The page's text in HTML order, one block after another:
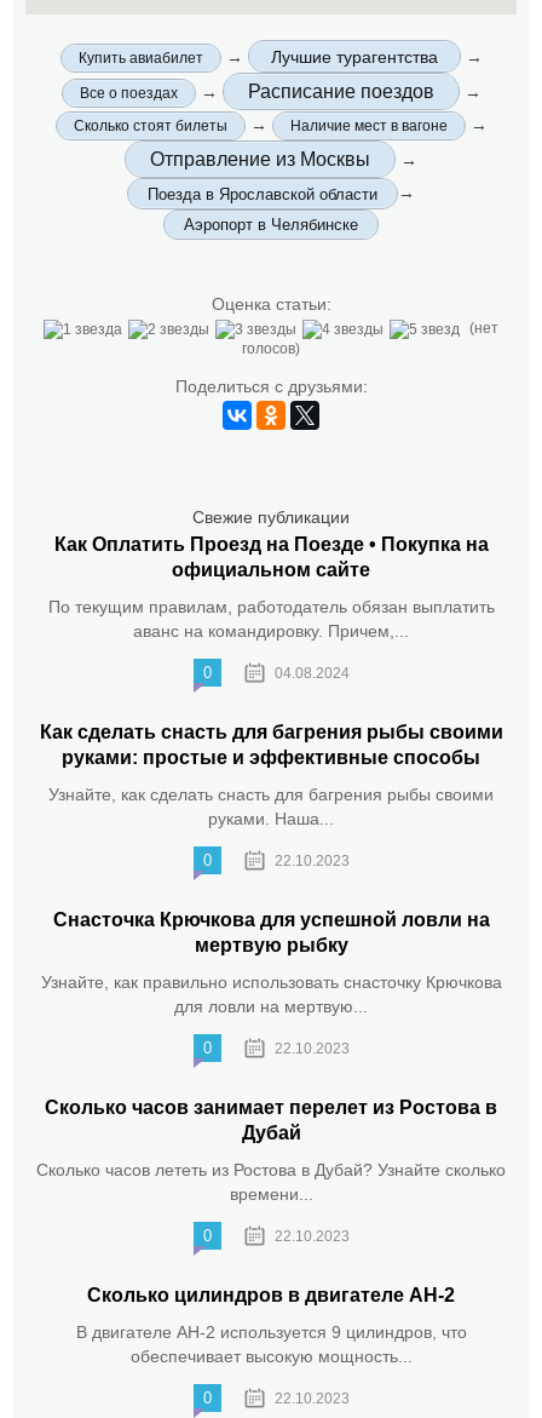
Купить авиабилет → Лучшие турагентства →
Все о поездах → Расписание поездов →
Сколько стоят билеты → Наличие мест в вагоне →
Отправление из Москвы →
Поезда в Ярославской области →
Аэропорт в Челябинске
Оценка статьи:
(нет
голосов)
Поделиться с друзьями:
Свежие публикации
Как Оплатить Проезд на Поезде • Покупка на
официальном сайте
По текущим правилам, работодатель обязан выплатить
аванс на командировку. Причем,...
0 04.08.2024
Как сделать снасть для багрения рыбы своими
руками: простые и эффективные способы
Узнайте, как сделать снасть для багрения рыбы своими
руками. Наша...
0 22.10.2023
Снасточка Крючкова для успешной ловли на
мертвую рыбку
Узнайте, как правильно использовать снасточку Крючкова
для ловли на мертвую...
0 22.10.2023
Сколько часов занимает перелет из Ростова в
Дубай
Сколько часов лететь из Ростова в Дубай? Узнайте сколько
времени...
0 22.10.2023
Сколько цилиндров в двигателе АН-2
В двигателе АН-2 используется 9 цилиндров, что
обеспечивает высокую мощность...
0 22.10.2023